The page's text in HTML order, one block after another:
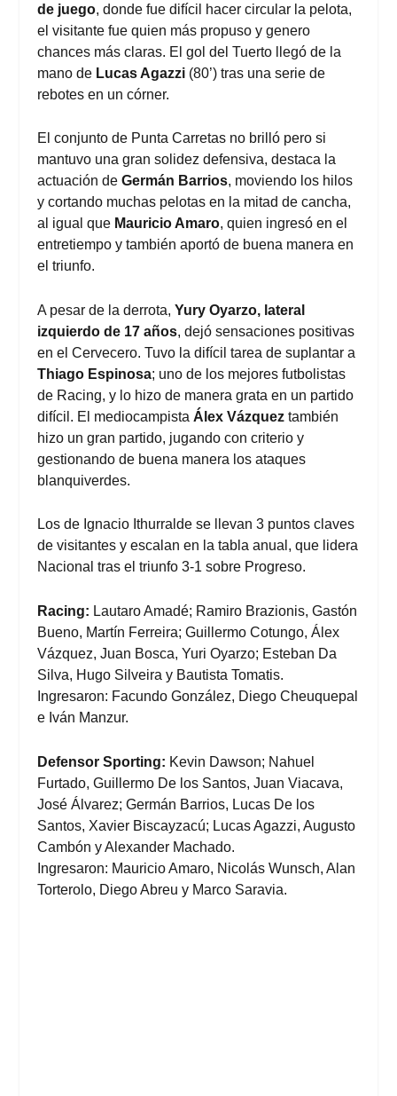
de juego, donde fue difícil hacer circular la pelota,
el visitante fue quien más propuso y genero
chances más claras. El gol del Tuerto llegó de la
mano de Lucas Agazzi (80’) tras una serie de
rebotes en un córner.
El conjunto de Punta Carretas no brilló pero si
mantuvo una gran solidez defensiva, destaca la
actuación deGermán Barrios, moviendo los hilos
y cortando muchas pelotas en la mitad de cancha,
al igual que Mauricio Amaro, quien ingresó en el
entretiempo y también aportó de buena manera en
el triunfo.
A pesar de la derrota,Yury Oyarzo, lateral
izquierdo de 17 años, dejó sensaciones positivas
en el Cervecero. Tuvo la difícil tarea de suplantar a
Thiago Espinosa; uno de los mejores futbolistas
de Racing, y lo hizo de manera grata en un partido
difícil. El mediocampista Álex Vázquez también
hizo un gran partido, jugando con criterio y
gestionando de buena manera los ataques
blanquiverdes.
Los de Ignacio Ithurralde se llevan 3 puntos claves
de visitantes y escalan en la tabla anual, que lidera
Nacional tras el triunfo 3-1 sobre Progreso.
Racing: Lautaro Amadé; Ramiro Brazionis, Gastón
Bueno, Martín Ferreira; Guillermo Cotungo, Álex
Vázquez, Juan Bosca, Yuri Oyarzo; Esteban Da
Silva, Hugo Silveira y Bautista Tomatis.
Ingresaron: Facundo González, Diego Cheuquepal
e Iván Manzur.
Defensor Sporting: Kevin Dawson; Nahuel
Furtado, Guillermo De los Santos, Juan Viacava,
José Álvarez; Germán Barrios, Lucas De los
Santos, Xavier Biscayzacú; Lucas Agazzi, Augusto
Cambón y Alexander Machado.
Ingresaron: Mauricio Amaro, Nicolás Wunsch, Alan
Torterolo, Diego Abreu y Marco Saravia.